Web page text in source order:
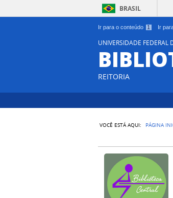
Ir para o conteúdo 1 Ir
BRASIL
UNIVERSIDADE FEDERAL
REITORIA
VOCÊ ESTÁ AQUI: PÁGINA